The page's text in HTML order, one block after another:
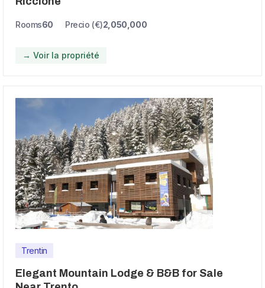
Rooms60 Precio (€)2,050,000
→ Voir la propriété
Trentin
Elegant Mountain Lodge & B&B for Sale